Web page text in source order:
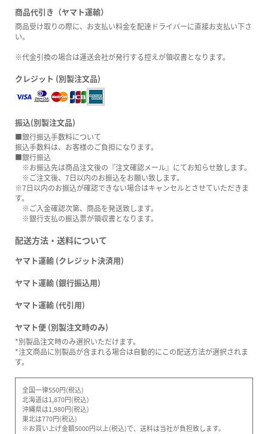
商品代引き（ヤマト運輸）
商品受け取りの際に、お支払い料金を配達ドライバーに直接お支払い下さ
い。
※代金引換の場合は運送会社が発行する控えが領収書となります。
クレジット (別製注文品)
振込(別製注文品)
■銀行振込手数料について
振込手数料は、お客様のご負担になります。
■銀行振込
※お振込先は商品注文後の『注文確認メール』にてお知らせ致します。
※ご注文後、7日以内のお振込をお願い致します。
※7日以内のお振込が確認できない場合はキャンセルとさせていただきま
す。
※ご入金確認次第、商品を発送致します。
※銀行支払の振込票が領収書となります。
配送方法・送料について
ヤマト運輸 (クレジット決済用)
ヤマト運輸 (銀行振込用)
ヤマト運輸 (代引用)
ヤマト便 (別製注文時のみ)
*別製品注文時のみ選択いただけます。
*注文商品に別製品が含まれる場合は自動的にこの配送方法が選択されま
す。
全国一律550円(税込)
北海道は1,870円(税込)
沖縄県は1,980円(税込)
東北は770円(税込)
※お買い上げ金額5000円以上(税込)で、送料は当社が負担致します。